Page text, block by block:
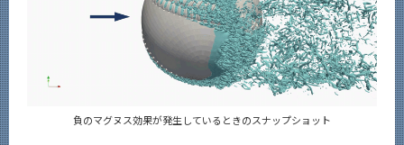
負のマグヌス効果が発生しているときのスナップショット